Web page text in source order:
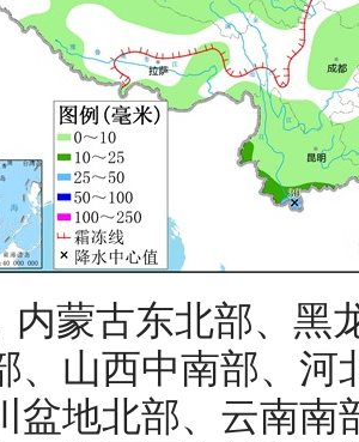
内蒙古东北部、黑
、山西中南部、河
盆地北部、云南南